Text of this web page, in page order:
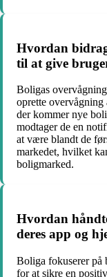
Hvordan
til at give
Boligas
oprette
der kommer nye
modtager de en
at være blandt de
markedet, hvilket
boligmarked.
Hvordan
deres app og
Boliga fokuserer på
for at sikre en